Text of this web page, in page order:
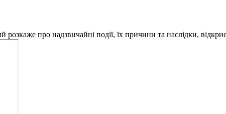
розкаже про надзвичайні події, їх причини та наслідки,